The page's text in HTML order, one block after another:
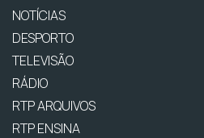
NOTÍCIAS
DESPORTO
TELEVISÃO
RÁDIO
RTP ARQUIVOS
RTP ENSINA